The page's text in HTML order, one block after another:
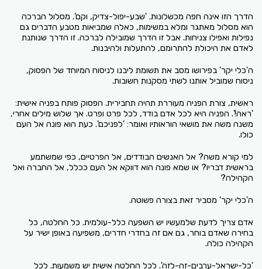
הדרך הזו אינה חפה מכשלונות. 'שבע-יפול-צדיק, וקם'. מסלול הברכה
הוא מסלול מאתגר ומלא במשימות, כאלה שמביאות מטבע הדברים גם
נפילות ואפילו צניחות. אבל זו הדרך שמובילה לברכה. זו הדרך שנותנת
לאדם את היכולת להתרומם, להתעלות ולהיבנות.
ה'כלי יקר' בפירושו מסב את תשומת ליבנו לניסוח המיוחד של הפסוק,
ניסוח שמוביל אותנו לשתי מסקנות חשובות.
ראשית, צורת הפניה מעוררת תהיה תחבירית. הפסוק פותח בפניה אישית:
'ראה!'. הפניה היא לכל אדם בודד, לכל פרט ופרט. אך שלוש מילים אחרי,
משנה משה את מושאי הוראותיו ואומר: 'לפניכם'. כעת הוא פונה אל העם
כולו.
למי קורא משה? אל האנשים הבודדים, אל הפרטיים, כפי שמשתמע
בראשית דבריו? או שמא פונה הוא דווקא אל העם ככלל, אל החברה ואל
הקהילה?
ה'כלי יקר' מסביר זאת בצורה פשוטה.
אדם צריך לדעת שלמעשיו יש השפעה כלל-עולמית. כל החלטה, כל
בחירה שאדם בוחר, גם אם זה בחדרי חדרים, משפיעה באופן ישיר על
הקהילה כולה.
'כל-ישראל-ערבים-זה-לזה'. לכל החלטה אישית יש משמעות. לכל